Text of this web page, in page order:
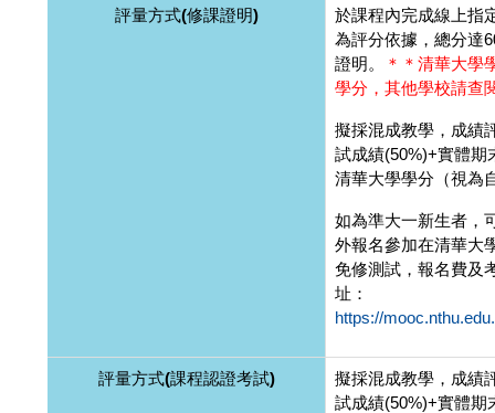
評量方式(修課證明)
於課程內完成線上指
為評分依據，總分達
證明。
＊＊清華大學
學分，其他學校請查
擬採混成教學，成績
試成績(50%)+實體期
清華大學學分（視為
如為準大一新生者，
外報名參加在清華大
免修測試，報名費及
址：
https://
評量方式(課程認證考試)
擬採混成教學，成績
試成績(50%)+實體期